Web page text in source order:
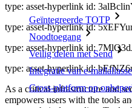
Geïntegreerde TOTP
Noodtoegang
Veilig delen met Send
Integratie van e-
Cross-platform op
type: asset-hyperlink id:
type: asset-hyperlink id:
type: asset-hyperlink id:
type: asset-hyperlink id:
As a critical infrastructure and
empowers users with the tools